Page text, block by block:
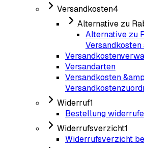
Versandkosten4
Alternative zu
Alternative zu
Versandkosten
Versandarten
Versandkosten
Widerruf1
Bestellung
Widerrufsverzicht1
Widerrufsverzicht